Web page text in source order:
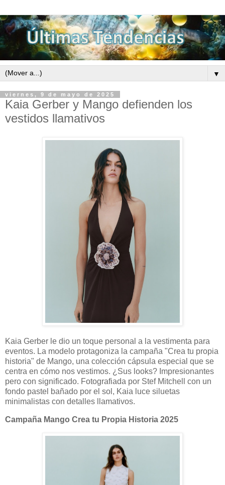
▼
viernes, 9 de mayo de 2025
Kaia Gerber y Mango defienden los
vestidos llamativos
Kaia Gerber le dio un toque personal a la vestimenta para
eventos. La modelo protagoniza la campaña "Crea tu propia
historia" de Mango, una colección cápsula especial que se
centra en cómo nos vestimos. ¿Sus looks? Impresionantes
pero con significado. Fotografiada por Stef Mitchell con un
fondo pastel bañado por el sol, Kaia luce siluetas
minimalistas con detalles llamativos.
Campaña Mango Crea tu Propia Historia 2025